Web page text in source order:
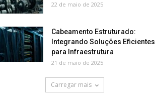
22 de maio de 2025
Cabeamento Estruturado:
Integrando Soluções Eficientes
para Infraestrutura
21 de maio de 2025
Carregar mais